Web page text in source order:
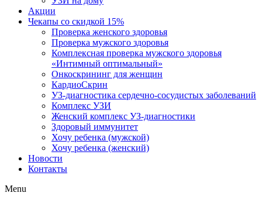
Акции
Чекапы со скидкой 15%
Проверка женского здоровья
Проверка мужского здоровья
Комплексная проверка мужского здоровья
«Интимный оптимальный»
Онкоcкрининг для женщин
КардиоСкрин
УЗ-диагностика сердечно-сосудистых заболеваний
Комплекс УЗИ
Женский комплекс УЗ-диагностики
Здоровый иммунитет
Хочу ребенка (мужской)
Хочу ребенка (женский)
Новости
Контакты
Menu